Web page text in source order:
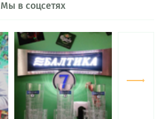
Мы в соцсетях